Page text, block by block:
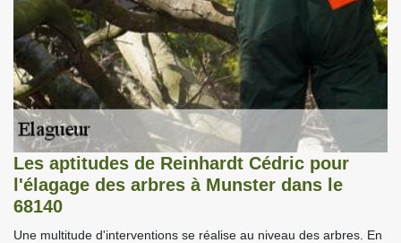
Les aptitudes de Reinhardt Cédric pour
l'élagage des arbres à Munster dans le
68140
Une multitude d'interventions se réalise au niveau des arbres. En